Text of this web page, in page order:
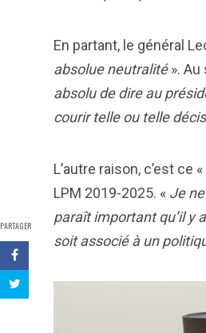
PARTAGER
En partant, le général
absolue neutralité». Au
absolu de dire au
courir telle ou telle
L’autre raison, c’est
LPM 2019-2025. « Je
paraît important qu’il y
soit associé à un